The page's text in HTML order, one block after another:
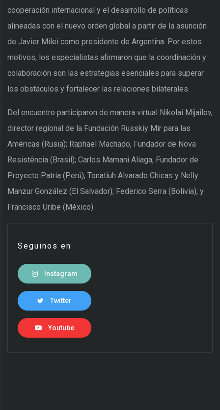
cooperación internacional y el desarrollo de políticas
alineadas con el nuevo orden global a partir de la asunción
de Javier Milei como presidente de Argentina. Por estos
motivos, los especialistas afirmaron que la coordinación y
colaboración son las estrategias esenciales para superar
los obstáculos y fortalecer las relaciones bilaterales.
Del encuentro participaron de manera virtual Nikolai Mijailov,
director regional de la Fundación Russkiy Mir para las
Américas (Rusia); Raphael Machado, Fundador de Nova
Resistência (Brasil); Carlos Mamani Aliaga, Fundador de
Proyecto Patria (Perú); Tonatiuh Alvarado Chicas y Nelly
Manzur González (El Salvador); Federico Serra (Bolivia); y
Francisco Uribe (México).
Seguinos en
Instagram
Twitter
Youtube